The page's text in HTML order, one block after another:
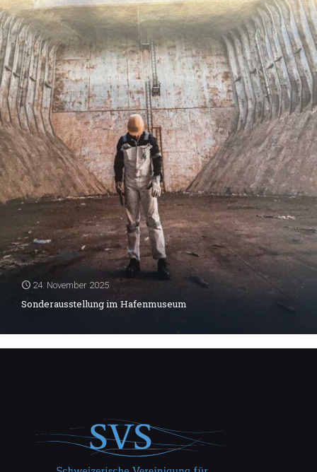
24. November 2025
Sonderausstellung im Hafenmuseum